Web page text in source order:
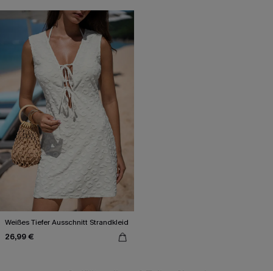
Weißes Tiefer Ausschnitt Strandkleid
26,99 €